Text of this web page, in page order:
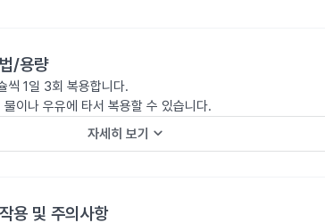
/용량
씩 1일 3회 복용합니다.
이나 우유에 타서 복용할 수 있습니다.
자세히 보기 keyboard_arrow_down
용 및 주의사항